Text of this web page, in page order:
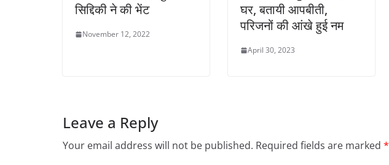
सिद्दिकी ने की भेंट
November 12, 2022
घर, बतायी आपबीती,
परिजनों की आंखे हुई नम
April 30, 2023
Leave a Reply
Your email address will not be published. Required fields are marked *